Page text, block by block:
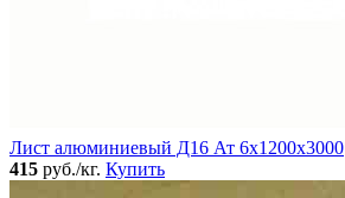
Лист алюминиевый Д16 Ат 6х1200х3000
415 руб./кг. Купить